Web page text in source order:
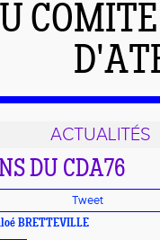
ACTUALITÉS
DU CDA76
Tweet
BRETTEVILLE